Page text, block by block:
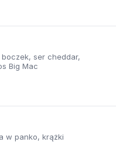
ser cheddar,
Big Mac
w panko, krążki